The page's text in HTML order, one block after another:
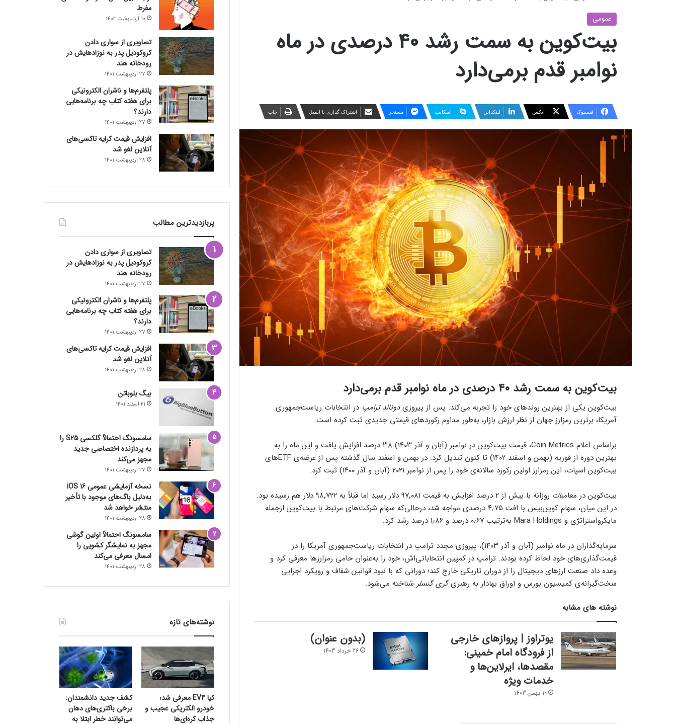
عمومی
بیت‌کوین به سمت رشد ۴۰ درصدی در ماه
نوامبر قدم برمی‌دارد
فیسبوک ایکس لینکداین اسکایپ مسنجر اشتراک گذاری با ایمیل چاپ
بیت‌کوین به سمت رشد ۴۰ درصدی در ماه نوامبر قدم برمی‌دارد
بیت‌کوین یکی از بهترین روندهای خود را تجربه می‌کند. پس‌ از پیروزیدونالد ترامپ در انتخابات ریاست‌جمهوری
آمریکا، برترین رمزارز جهان از نظر ارزش بازار، به‌طور مداوم رکوردهای قیمتی جدیدی ثبت کرده است.
براساس اعلام Coin Metrics، قیمت بیت‌کوین در نوامبر (آبان و آذر ۱۴۰۳) ۳۸ درصد افزایش یافت و این ماه را به
بهترین دوره از فوریه (بهمن و اسفند ۱۴۰۲) تا کنون تبدیل کرد. در بهمن و اسفند سال گذشته پس‌ از عرضه‌ی ETFهای
بیت‌کوین اسپات، این رمزارز اولین رکورد سالانه‌ی خود را پس‌ از نوامبر ۲۰۲۱ (آبان و آذر ۱۴۰۰) ثبت کرد.
بیت‌کوین در معاملات روزانه با بیش از ۲ درصد افزایش به قیمت ۹۷٬۰۸۱ دلار رسید اما قبلاً به ۹۸٬۷۲۲ دلار هم رسیده بود.
در این میان، سهام کوین‌بیس با افت ۴٫۷۵ درصدی مواجه شد، درحالی‌که سهام شرکت‌های مرتبط با بیت‌کوین ازجمله
مایکرواستراتژی و Mara Holdings به‌ترتیب ۰٫۶۷ درصد و ۱٫۸۶ درصد رشد کرد.
سرمایه‌گذاران در ماه نوامبر (آبان و آذر ۱۴۰۳)، پیروزی مجدد ترامپ در انتخابات ریاست‌جمهوری آمریکا را در
قیمت‌گذاری‌های خود لحاظ کرده بودند. ترامپ در کمپین انتخاباتی‌اش، خود را به‌عنوان حامی رمزارزها معرفی کرد و
وعده داد صنعت ارزهای دیجیتال را از دوران تاریکی خارج کند؛ دورانی که با نبود قوانین شفاف و رویکرد اجرایی
سخت‌گیرانه‌ی کمیسیون بورس و اوراق بهادار به رهبریگری گنسلر شناخته می‌شود.
نوشته های مشابه
یوتراوز | پروازهای خارجی
از فرودگاه امام خمینی:
مقصدها، ایرلاین‌ها و
خدمات ویژه
10 بهمن 1403
(بدون عنوان)
26 خرداد 1403
مفرط
10 اردیبهشت 1402
تصاویری از سواری دادن
کروکودیل پدر به نوزادهایش در
رودخانه هند
27 اردیبهشت 1401
پلتفرم‌ها و ناشران الکترونیکی
برای هفته کتاب چه برنامه‌هایی
دارند؟
27 اردیبهشت 1401
افزایش قیمت کرایه تاکسی‌های
آنلاین لغو شد
28 اردیبهشت 1401
پربازدیدترین مطالب
تصاویری از سواری دادن
کروکودیل پدر به نوزادهایش در
رودخانه هند
27 اردیبهشت 1401
پلتفرم‌ها و ناشران الکترونیکی
برای هفته کتاب چه برنامه‌هایی
دارند؟
27 اردیبهشت 1401
افزایش قیمت کرایه تاکسی‌های
آنلاین لغو شد
28 اردیبهشت 1401
بیگ بلوباتن
21 اسفند 1401
سامسونگ احتمالاً گلکسی S25 را
به پردازنده اختصاصی جدید
مجهز می‌کند
27 اردیبهشت 1401
نسخه آزمایشی عمومی iOS 16
به‌دلیل باگ‌های موجود با تأخیر
منتشر خواهد شد
28 اردیبهشت 1401
سامسونگ احتمالاً اولین گوشی
مجهز به نمایشگر کشویی را
امسال معرفی می‌کند
28 اردیبهشت 1401
نوشته‌های تازه
کیا EV4 معرفی شد؛
خودرو الکتریکی عجیب و
جذاب کره‌ای‌ها
کشف جدید دانشمندان:
برخی باکتری‌های دهان
می‌توانند خطر ابتلا به